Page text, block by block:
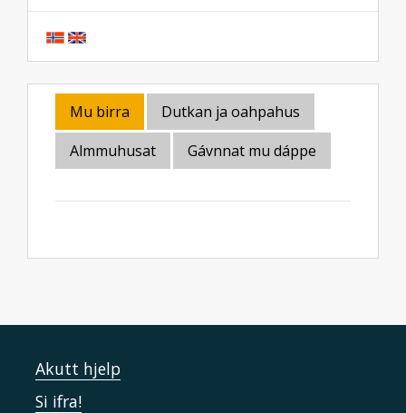
Mu birra
Dutkan ja oahpahus
Almmuhusat
Gávnnat mu dáppe
Akutt hjelp
Si ifra!